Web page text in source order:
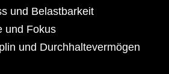
und Belastbarkeit
und Fokus
und Durchhaltevermögen